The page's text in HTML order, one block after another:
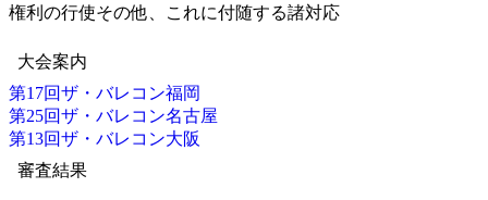
権利の行使その他、これに付随する諸対応
大会案内
第17回ザ・バレコン福岡
第25回ザ・バレコン名古屋
第13回ザ・バレコン大阪
審査結果